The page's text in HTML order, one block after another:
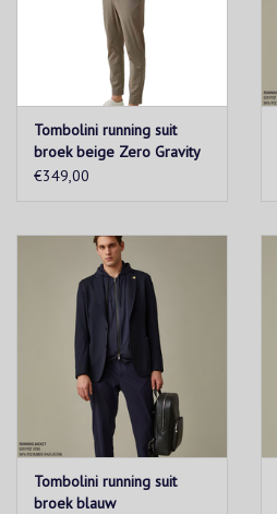
Tombolini running suit
broek beige Zero Gravity
€349,00
Tombolini running suit
broek blauw